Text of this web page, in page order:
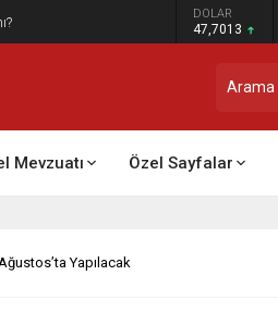
DOLAR
47,7013
Mevzuatı Özel Sayfalar
Yapılacak